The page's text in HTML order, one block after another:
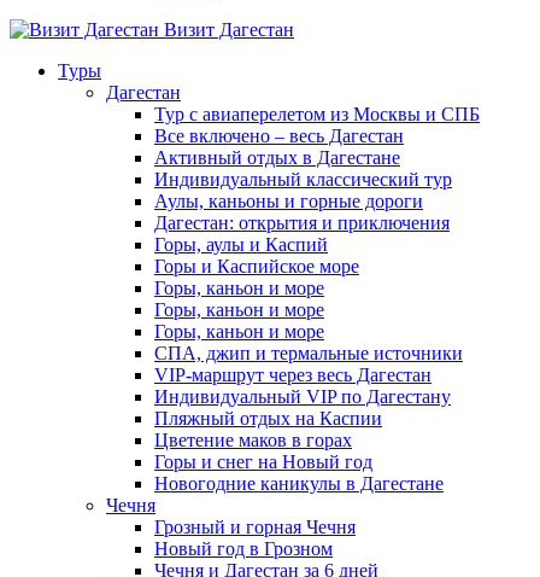
Визит Дагестан
Туры
Дагестан
Тур с авиаперелетом из Москвы и СПБ
Все включено – весь Дагестан
Активный отдых в Дагестане
Индивидуальный классический тур
Аулы, каньоны и горные дороги
Дагестан: открытия и приключения
Горы, аулы и Каспий
Горы и Каспийское море
Горы, каньон и море
Горы, каньон и море
Горы, каньон и море
СПА, джип и термальные источники
VIP-маршрут через весь Дагестан
Индивидуальный VIP по Дагестану
Пляжный отдых на Каспии
Цветение маков в горах
Горы и снег на Новый год
Новогодние каникулы в Дагестане
Чечня
Грозный и горная Чечня
Новый год в Грозном
Чечня и Дагестан за 6 дней